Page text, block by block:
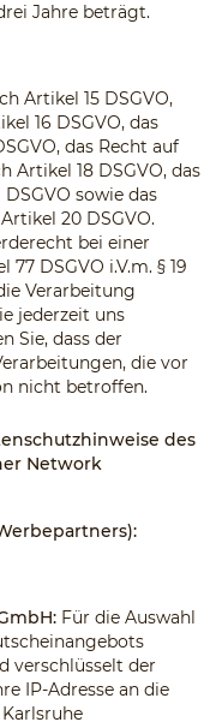
Jahre beträgt.
Artikel 15 DSGVO,
16 DSGVO, das
das Recht auf
Artikel 18 DSGVO, das
sowie das
20 DSGVO.
bei einer
DSGVO i.V.m. § 19
Verarbeitung
jederzeit uns
Sie, dass der
die vor
nicht betroffen.
des
Network
Für die Auswahl
verschlüsselt der
IP-Adresse an die